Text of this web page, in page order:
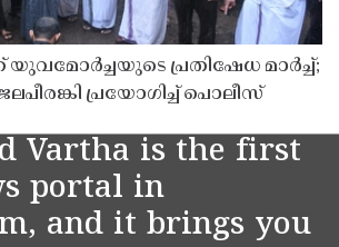
യുവമോർച്ചയുടെ പ്രതിഷേധ മാർച്ച്;
പ്രയോഗിച്ച് പൊലീസ്
Vartha is the first
portal in
and it brings you